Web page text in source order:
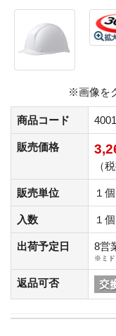
※画像を
商品コード
販売価格
（
販売単位 １個
入数 １個
出荷予定日 8営
※ミド
返品可否